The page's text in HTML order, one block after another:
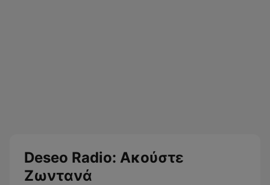
Deseo Radio: Ακούστε
Ζωντανά